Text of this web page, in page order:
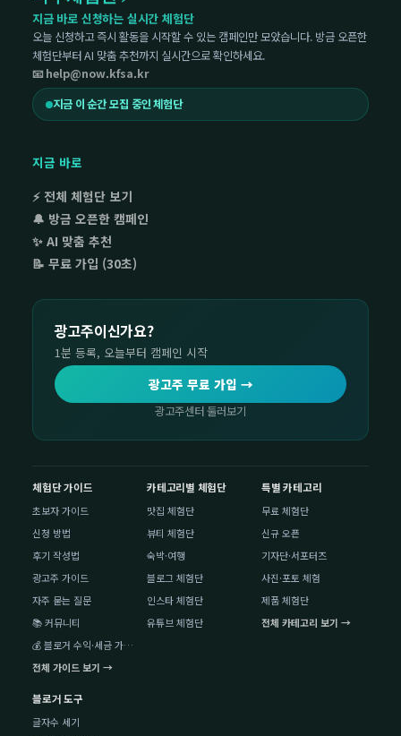
지금 바로 신청하는 실시간 체험단
오늘 신청하고 즉시 활동을 시작할 수 있는 캠페인만 모았습니다. 방금 오픈한
체험단부터 AI 맞춤 추천까지 실시간으로 확인하세요.
📧 help@now.kfsa.kr
지금 이 순간 모집 중인 체험단
지금 바로
⚡ 전체 체험단 보기
🔔 방금 오픈한 캠페인
✨ AI 맞춤 추천
📝 무료 가입 (30초)
광고주이신가요?
1분 등록, 오늘부터 캠페인 시작
광고주 무료 가입 →
광고주센터 둘러보기
체험단 가이드
초보자 가이드
신청 방법
후기 작성법
광고주 가이드
자주 묻는 질문
📚 커뮤니티
💰 블로거 수익·세금 가이드
전체 가이드 보기 →
카테고리별 체험단
맛집 체험단
뷰티 체험단
숙박·여행
블로그 체험단
인스타 체험단
유튜브 체험단
특별 카테고리
무료 체험단
신규 오픈
기자단·서포터즈
사진·포토 체험
제품 체험단
전체 카테고리 보기 →
블로거 도구
글자수 세기